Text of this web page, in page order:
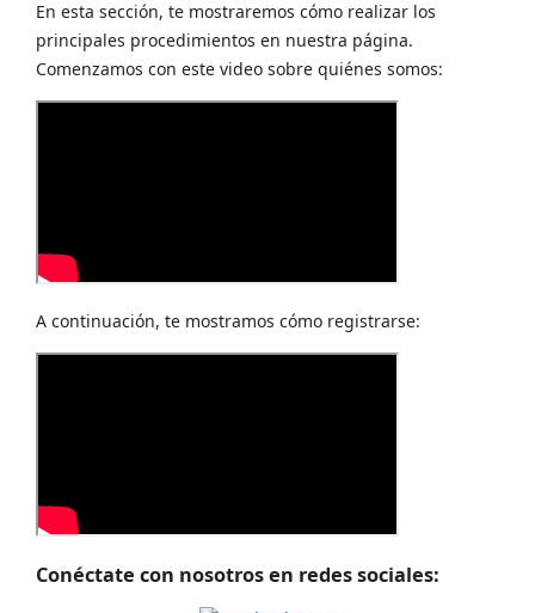
En esta sección, te mostraremos cómo realizar los
principales procedimientos en nuestra página.
Comenzamos con este video sobre quiénes somos:
A continuación, te mostramos cómo registrarse:
Conéctate con nosotros en redes sociales: